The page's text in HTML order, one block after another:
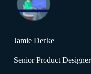
Jamie Denke
Senior Product Designer